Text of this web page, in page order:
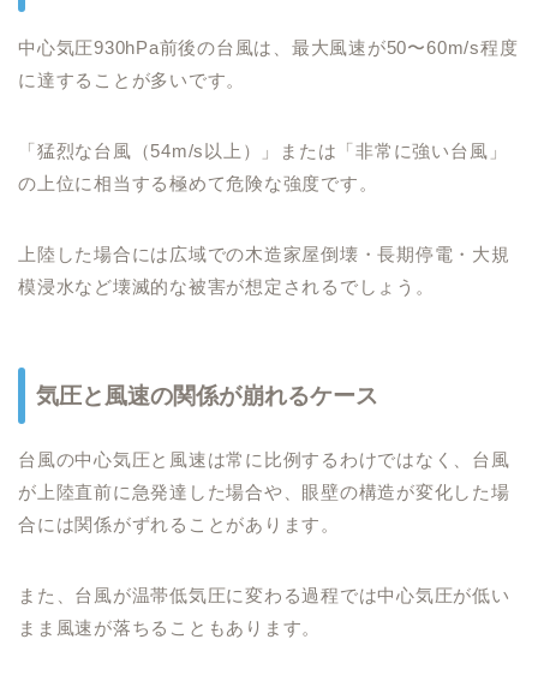
中心気圧930hPa前後の台風は、最大風速が50〜60m/s程度
に達することが多いです。
「猛烈な台風（54m/s以上）」または「非常に強い台風」
の上位に相当する極めて危険な強度です。
上陸した場合には広域での木造家屋倒壊・長期停電・大規
模浸水など壊滅的な被害が想定されるでしょう。
気圧と風速の関係が崩れるケース
台風の中心気圧と風速は常に比例するわけではなく、台風
が上陸直前に急発達した場合や、眼壁の構造が変化した場
合には関係がずれることがあります。
また、台風が温帯低気圧に変わる過程では中心気圧が低い
まま風速が落ちることもあります。